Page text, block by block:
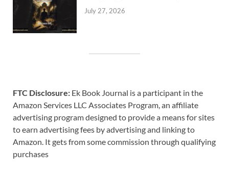
July 27, 2026
FTC Disclosure: Ek Book Journal is a participant in the
Amazon Services LLC Associates Program, an affiliate
advertising program designed to provide a means for sites
to earn advertising fees by advertising and linking to
Amazon. It gets from some commission through qualifying
purchases